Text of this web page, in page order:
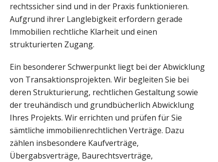
rechtssicher sind und in der Praxis funktionieren.
Aufgrund ihrer Langlebigkeit erfordern gerade
Immobilien rechtliche Klarheit und einen
strukturierten Zugang.
Ein besonderer Schwerpunkt liegt bei der Abwicklung
von Transaktionsprojekten. Wir begleiten Sie bei
deren Strukturierung, rechtlichen Gestaltung sowie
der treuhändisch und grundbücherlich Abwicklung
Ihres Projekts. Wir errichten und prüfen für Sie
sämtliche immobilienrechtlichen Verträge. Dazu
zählen insbesondere Kaufverträge,
Übergabsverträge, Baurechtsverträge,